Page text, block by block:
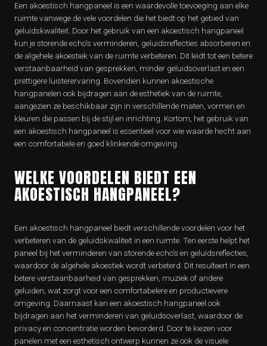
Een akoestisch hangpaneel is een waardevolle toevoeging aan elke
ruimte vanwege de vele voordelen die het biedt op het gebied van
geluidskwaliteit. Door het gebruik van een akoestisch hangpaneel
kun je storende echo’s verminderen, geluidsreflecties absorberen en
de algehele akoestiek van de ruimte verbeteren. Dit leidt tot een betere
verstaanbaarheid van gesprekken, minder geluidsoverlast en een
prettigere luisterervaring. Bovendien kunnen akoestische
hangpanelen ook bijdragen aan de esthetiek van de ruimte,
aangezien ze beschikbaar zijn in verschillende maten, vormen en
kleuren die passen bij de stijl en inrichting. Kortom, het gebruik van
een akoestisch hangpaneel is essentieel voor wie waarde hecht aan
een comfortabele en goed klinkende omgeving.
WELKE VOORDELEN BIEDT EEN
AKOESTISCH HANGPANEEL?
Een akoestisch hangpaneel biedt verschillende voordelen voor het
verbeteren van de geluidskwaliteit in een ruimte. Ten eerste helpt het
paneel bij het verminderen van storende echo’s en geluidsreflecties,
waardoor de algehele akoestiek wordt verbeterd. Dit resulteert in een
betere verstaanbaarheid van gesprekken, muziek of andere
geluiden, wat zorgt voor een comfortabelere en productievere
omgeving. Daarnaast kan een akoestisch hangpaneel ook
bijdragen aan het verminderen van geluidsoverlast, waardoor de
privacy en concentratie worden bevorderd. Door te kiezen voor
panelen met een esthetisch ontwerp kunnen ze ook de visuele